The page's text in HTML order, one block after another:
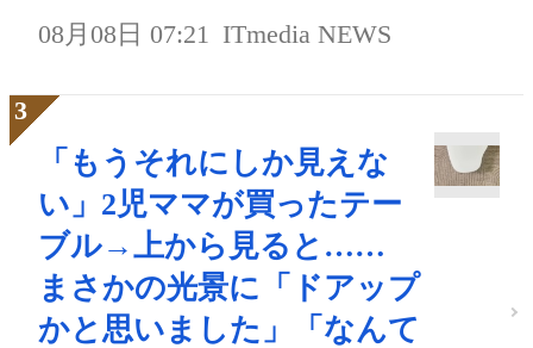
08月08日 07:21 ITmedia NEWS
「もうそれにしか見えな
い」2児ママが買ったテー
ブル→上から見ると……
まさかの光景に「ドアップ
かと思いました」「なんて